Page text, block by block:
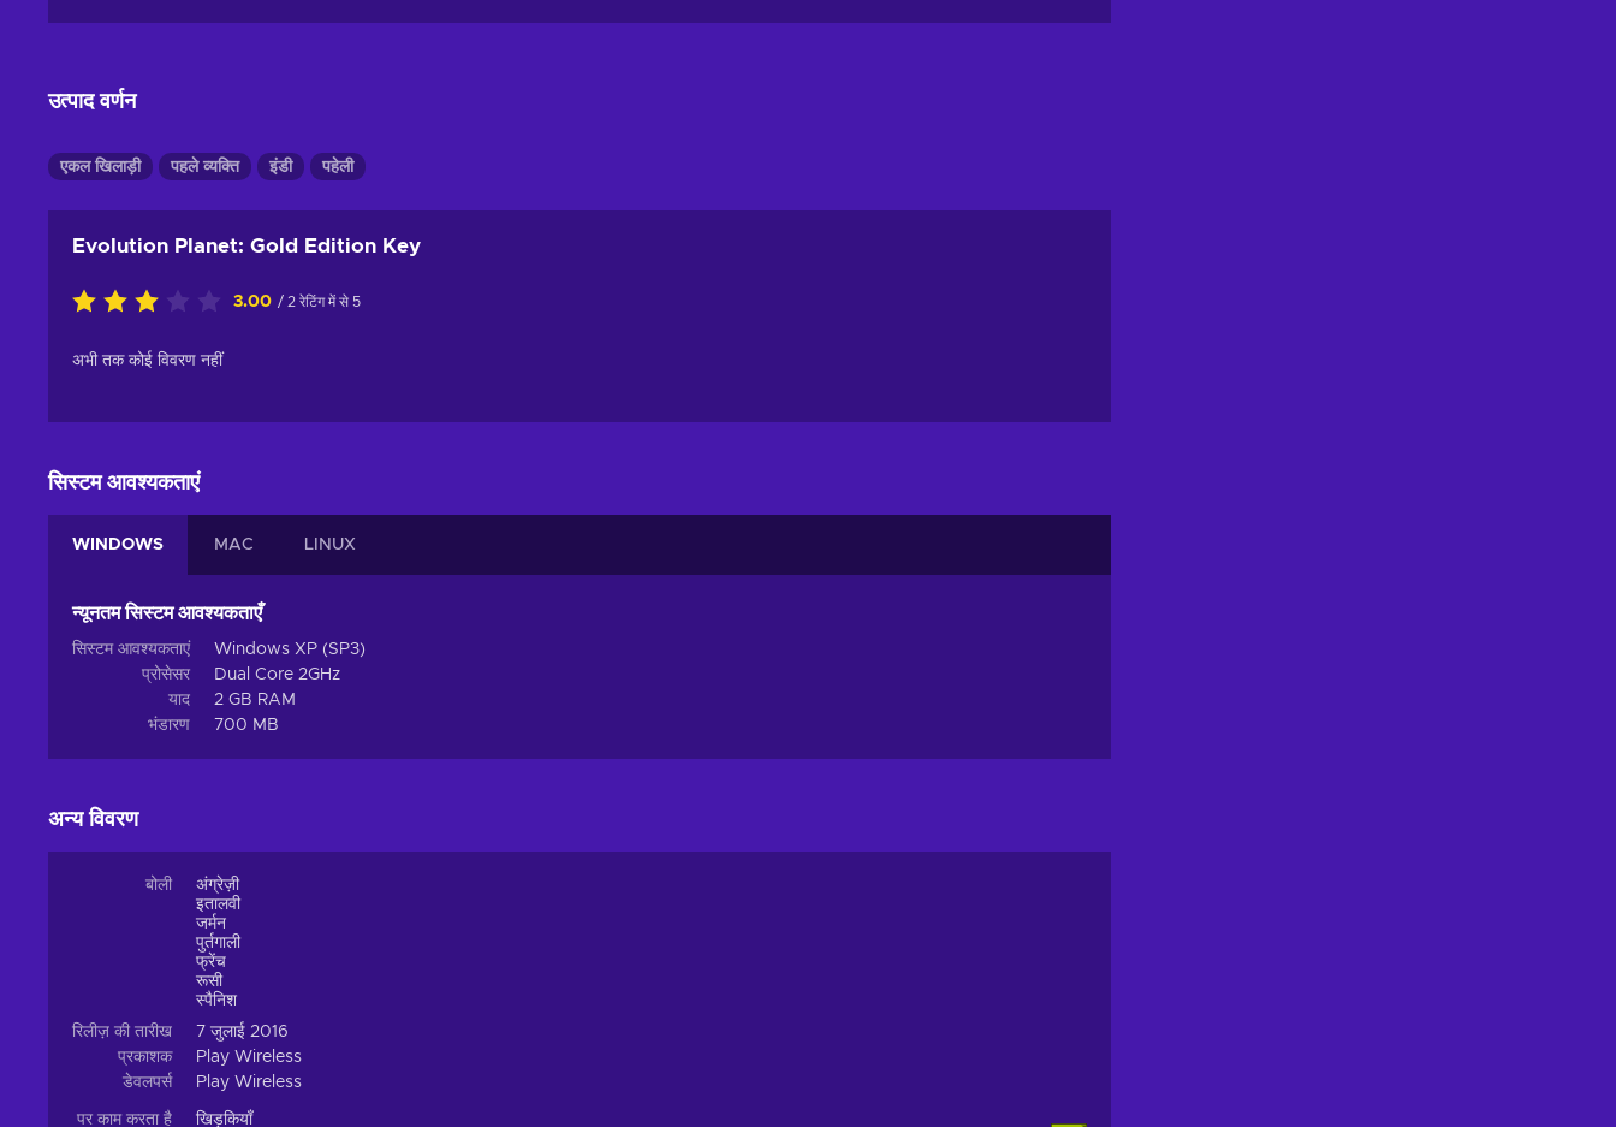
उत्पाद वर्णन
एकल खिलाड़ी पहले व्यक्ति इंडी पहेली
Evolution Planet: Gold Edition Key
3.00 / 2 रेटिंग में से 5
अभी तक कोई विवरण नहीं
सिस्टम आवश्यकताएं
WINDOWS MAC LINUX
न्यूनतम सिस्टम आवश्यकताएँ
सिस्टम आवश्यकताएं
Windows XP (SP3)
प्रोसेसर
Dual Core 2GHz
याद
2 GB RAM
भंडारण
700 MB
अन्य विवरण
बोली
अंग्रेज़ी
इतालवी
जर्मन
पुर्तगाली
फ्रेंच
रूसी
स्पैनिश
रिलीज़ की तारीख
7 जुलाई 2016
प्रकाशक
Play Wireless
डेवलपर्स
Play Wireless
पर काम करता है खिड़कियाँ